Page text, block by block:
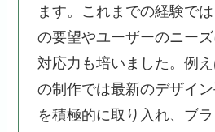
ます。これまでの経験で
の要望やユーザーのニー
対応力も培いました。例
の制作では最新のデザイ
を積極的に取り入れ、ブ